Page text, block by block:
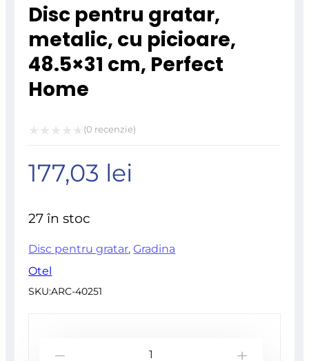
Disc pentru gratar,
metalic, cu picioare,
48.5×31 cm, Perfect
Home
la
(0 recenzie)
177,03 lei
27 în stoc
Disc pentru gratar,Gradina
Otel
SKU:ARC-40251